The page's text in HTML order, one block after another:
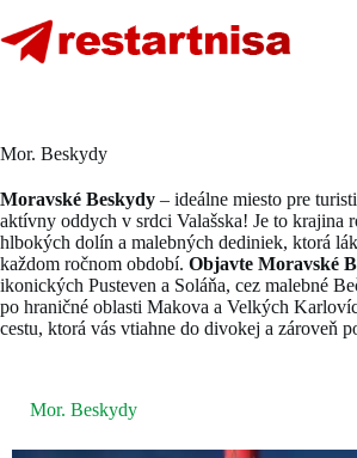
to
content
Mor. Beskydy
Moravské Beskydy – ideálne miesto pre
aktívny oddych v srdci Valašska! Je to krajina
hlbokých dolín a malebných dediniek, ktorá
každom ročnom období. Objavte Moravské
ikonických Pusteven a Soláňa, cez malebné
po hraničné oblasti Makova a Velkých
cestu, ktorá vás vtiahne do divokej a zároveň
Mor. Beskydy